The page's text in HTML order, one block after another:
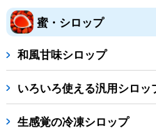
紙カップ プラスチックカップ
フローズンドリンク材料
シロップ 冷凍フルーツ ド
備品
蜜かけシャワー・レードル
蜜・シロップ
和風甘味シロップ
いろいろ使える汎用シロッ
生感覚の冷凍シロップ